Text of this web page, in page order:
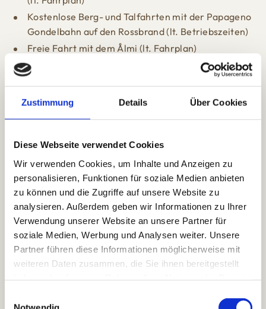
Zustimmung Details Über Cookies
Diese Webseite verwendet Cookies
Wir verwenden Cookies, um Inhalte und Anzeigen zu
personalisieren, Funktionen für soziale Medien anbieten
zu können und die Zugriffe auf unsere Website zu
analysieren. Außerdem geben wir Informationen zu Ihrer
Verwendung unserer Website an unsere Partner für
soziale Medien, Werbung und Analysen weiter. Unsere
Partner führen diese Informationen möglicherweise mit
weiteren Daten zusammen, die Sie ihnen bereitgestellt
Kostenlose Berg- und Talfahrten mit der Papageno
Gondelbahn auf den Rossbrand (lt. Betriebszeiten)
Freie Fahrt mit dem Ålmi (lt. Fahrplan)
Kostenloser Badeeintritt im Schwimmbad
(Tageseintritt) im Freizeitpark Filzmoos
Kostenloses Spiel am Adventure Minigolfplatz
Kostenloses Aqua Fitness im Freizeitpark Filzmoos
Kostenlose Willkommenswanderung
Kostenlose Bergdorf Schnitzeljagd
Kostenlose Ortsführung
FOLGENDE ERMÄSSIGUNGEN ERHÄLTST D
U:
25% Ermäßigung bei Pferdekutschenfahrt